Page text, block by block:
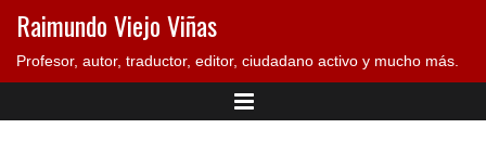
Raimundo Viejo Viñas
Profesor, autor, traductor, editor, ciudadano activo y mucho más.